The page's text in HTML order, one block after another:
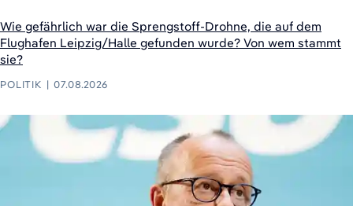
Wie gefährlich war die Sprengstoff-Drohne, die auf dem
Flughafen Leipzig/Halle gefunden wurde? Von wem stammt
sie?
POLITIK 07.08.2026